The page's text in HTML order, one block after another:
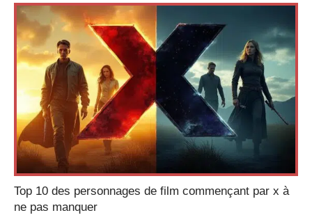
Top 10 des personnages de film commençant par x à
ne pas manquer